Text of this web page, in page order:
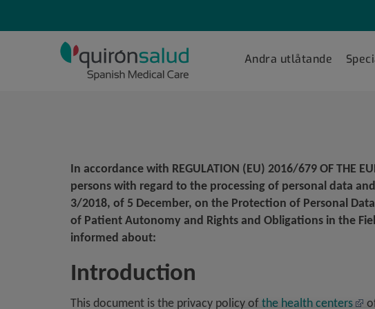
Levante
Principal
Andra utlåtande
In accordance with REGULATION (EU) 2016/679 OF THE
persons with regard to the processing of personal data
3/2018, of 5 December, on the Protection of Personal
of Patient Autonomy and Rights and Obligations in the
informed about:
Introduction
This document is the privacy policy of the health centers